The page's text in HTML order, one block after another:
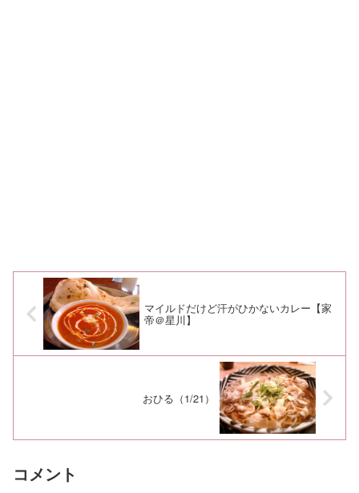
マイルドだけど汗がひかないカレー【家
帝＠星川】
おひる（1/21）
コメント